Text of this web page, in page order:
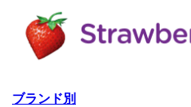
ブランド別